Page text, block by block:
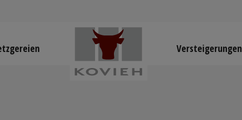
Versteigerungen